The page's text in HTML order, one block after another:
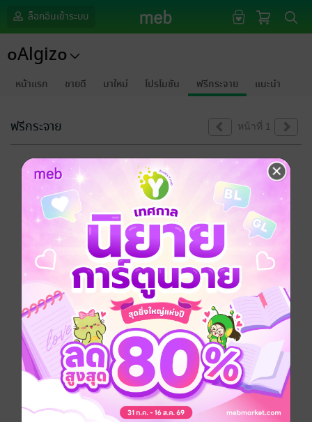
ล็อกอินเข้าระบบ
๐Algiz๐
หน้าแรก ขายดี มาใหม่ โปรโมชัน ฟรีกระจาย แนะนำ
ฟรีกระจาย หน้าที่ 1
ขออภัยด้วยนะคะ
ไม่พบข้อมูลในหัวข้อที่คุณกำลังชมค่ะ